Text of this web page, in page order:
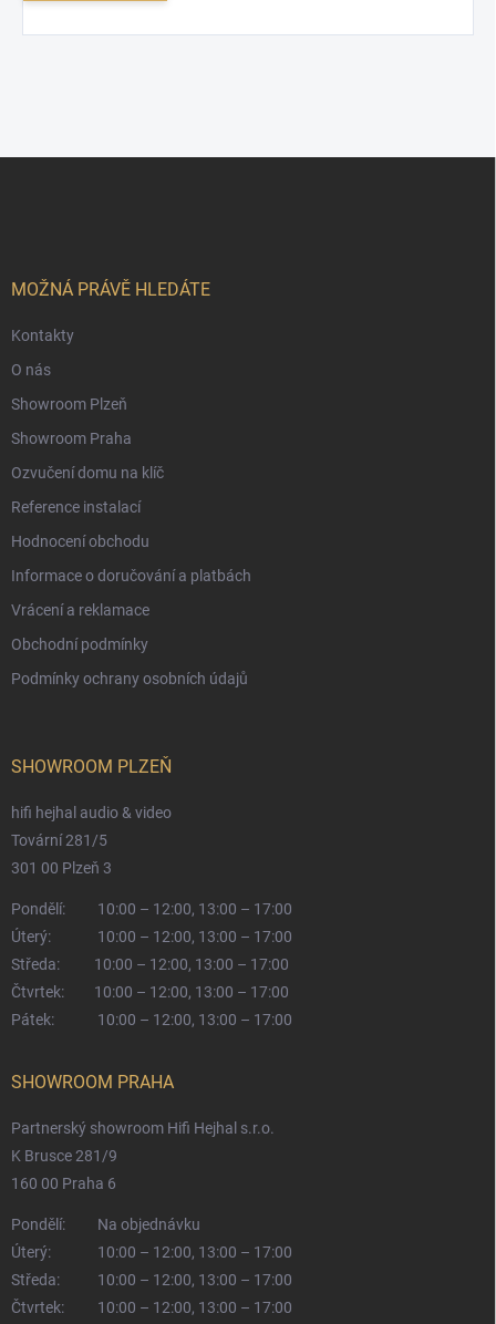
MOŽNÁ PRÁVĚ HLEDÁTE
Kontakty
O nás
Showroom Plzeň
Showroom Praha
Ozvučení domu na klíč
Reference instalací
Hodnocení obchodu
Informace o doručování a platbách
Vrácení a reklamace
Obchodní podmínky
Podmínky ochrany osobních údajů
SHOWROOM PLZEŇ
hifi hejhal audio & video
Tovární 281/5
301 00 Plzeň 3
Pondělí:
10:00 – 12:00, 13:00 – 17:00
Úterý:
10:00 – 12:00, 13:00 – 17:00
Středa:
10:00 – 12:00, 13:00 – 17:00
Čtvrtek:
10:00 – 12:00, 13:00 – 17:00
Pátek:
10:00 – 12:00, 13:00 – 17:00
SHOWROOM PRAHA
Partnerský showroom Hifi Hejhal s.r.o.
K Brusce 281/9
160 00 Praha 6
Pondělí:
Na objednávku
Úterý:
10:00 – 12:00, 13:00 – 17:00
Středa:
10:00 – 12:00, 13:00 – 17:00
Čtvrtek:
10:00 – 12:00, 13:00 – 17:00